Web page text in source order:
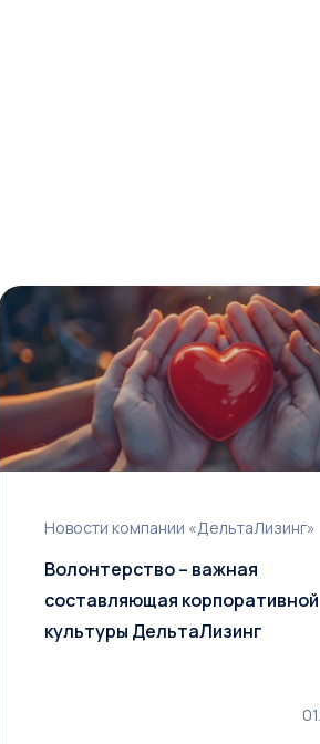
Новости компании «ДельтаЛизинг»
Волонтерство – важная
составляющая корпоративной
культуры ДельтаЛизинг
предмета лизинга
1 млн 100 млн
лизинга
взнос